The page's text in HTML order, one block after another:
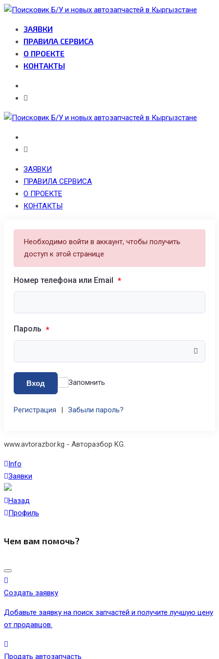
Skip
content
ЗАЯВКИ
ПРАВИЛА СЕРВИСА
О ПРОЕКТЕ
КОНТАКТЫ
ЗАЯВКИ
ПРАВИЛА СЕРВИСА
О ПРОЕКТЕ
КОНТАКТЫ
Необходимо войти в аккаунт, чтобы получить
доступ к этой странице
Номер телефона или Email *
Пароль *
Вход Запомнить
Регистрация | Забыли пароль?
www.avtorazbor.kg - Авторазбор KG.
Info
Заявки
Назад
Профиль
Чем вам помочь?
Создать заявку
Добавьте заявку на поиск запчастей и получите лучшую цену
от продавцов.
Продать автозапчасть